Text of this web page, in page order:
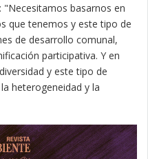
"Necesitamos basarnos en
que tenemos y este tipo de
de desarrollo comunal,
participativa. Y en
y este tipo de
heterogeneidad y la